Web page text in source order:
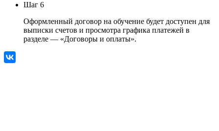
Шаг 6
Оформленный договор на обучение будет доступен для
выписки счетов и просмотра графика платежей в
разделе — «Договоры и оплаты».